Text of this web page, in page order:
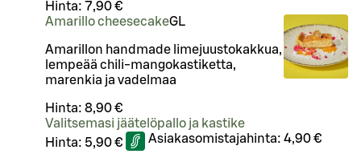
Hinta: 7,90 €
Amarillo cheesecakeGL
Amarillon handmade limejuustokakkua,
lempeää chili-mangokastiketta,
marenkia ja vadelmaa
Hinta: 8,90 €
Valitsemasi jäätelöpallo ja kastike
Hinta: 5,90 € Asiakasomistajahinta: 4,90 €